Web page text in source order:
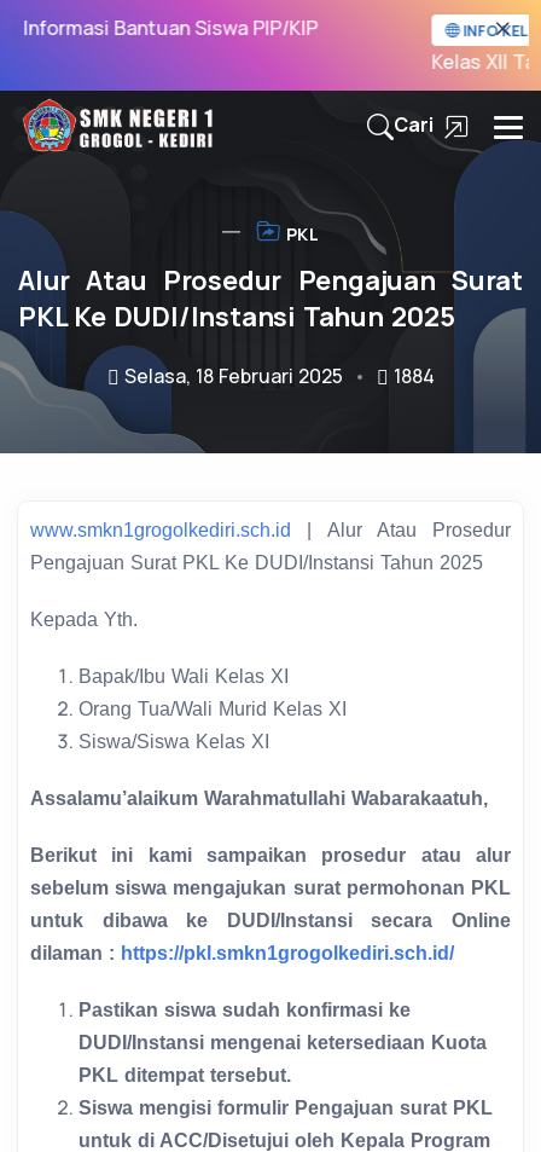
Informasi Bantuan Siswa PIP/KIP INFO
Kelas XII
Cari
PKL
Alur Atau Prosedur Pengajuan Surat
PKL Ke DUDI/Instansi Tahun 2025
Selasa, 18 Februari 2025 1884
www.smkn1grogolkediri.sch.id
| Alur Atau Prosedur
Pengajuan Surat PKL Ke DUDI/Instansi Tahun 2025
Kepada Yth.
Bapak/Ibu Wali Kelas XI
Orang Tua/Wali Murid Kelas XI
Siswa/Siswa Kelas XI
Assalamu’alaikum Warahmatullahi Wabarakaatuh,
Berikut ini kami sampaikan prosedur atau alur
sebelum siswa mengajukan surat permohonan PKL
untuk dibawa ke DUDI/Instansi secara Online
dilaman : https://pkl.smkn1grogolkediri.sch.id/
Pastikan siswa sudah konfirmasi ke
DUDI/Instansi mengenai ketersediaan Kuota
PKL ditempat tersebut.
Siswa mengisi formulir Pengajuan surat PKL
untuk di ACC/Disetujui oleh Kepala Program